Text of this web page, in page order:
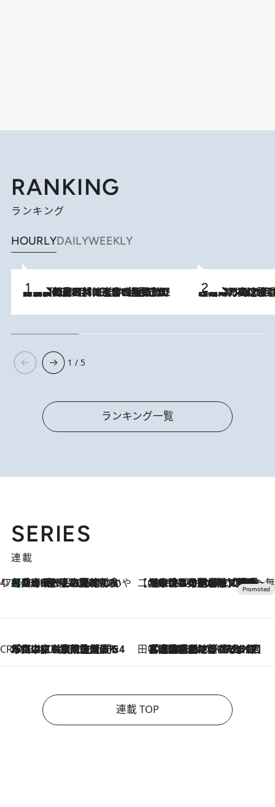
RANKING
ランキング
HOURLYDAILYWEEKLY
2026.8.8
「最後に見られてよかった」上野動物園の東園パンダ舎が解体前に特別公開。8月16日まで延長されたパネル展と共に辿る“半世紀”のパンダ飼育《解体工事の図面あり》 2026.8.7
「湘南乃風に憧れて」観客大盛上がりの“タオル回し”に、ラッパー顔負けの高速歌唱まで…さだまさし（74）のアグレッシブすぎる現在地
1 / 5
ランキング一覧
SERIES
連載
47都道府県の手みやげ ひんやりスイーツで夏を満喫
2026.8.8
【兵庫県】この夏絶対食べたい 冷やしておいしいおやつ3選 淡路島の恵みをジェラートに集約 【CREA×星野リゾート】唯一無二。癒しと発見が待つ場所へ
2026.8.7
【トンボの足水浴】ヒノキの香りに包まれて涼感マックス！約13℃の湧水かけ流しを避暑地「星野温泉 トンボの湯」で体験
CREA'S CHOICE
2026.8.7
「立川にも歌舞伎があるんだよ」 片岡仁左衛門・市川中車ら豪華座組みで4年目の立川立飛歌舞伎へ 田中稲の勝手に再ブーム
2026.8.7
「湘南乃風に憧れて」観客大盛上がりの“タオル回し”に、ラッパー顔負けの高速歌唱まで…さだまさし（74）のアグレッシブすぎる現在地
連載 TOP